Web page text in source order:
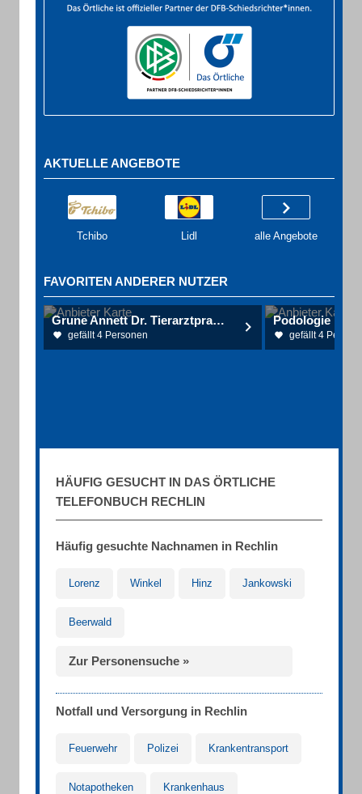
AKTUELLE ANGEBOTE
Tchibo Lidl alle Angebote
FAVORITEN ANDERER NUTZER
Grune Annett Dr. Tierarztpraxis für Kleintiere
gefällt 4 Personen
Podologie
gefällt 4
HÄUFIG GESUCHT IN DAS ÖRTLICHE
TELEFONBUCH RECHLIN
Häufig gesuchte Nachnamen in Rechlin
Lorenz Winkel Hinz Jankowski
Beerwald
Zur Personensuche »
Notfall und Versorgung in Rechlin
Feuerwehr Polizei Krankentransport
Notapotheken Krankenhaus